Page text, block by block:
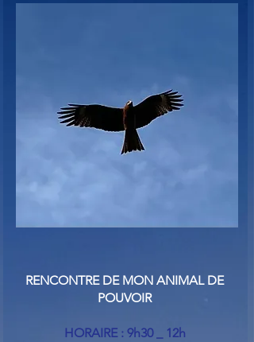
RENCONTRE DE MON ANIMAL DE
POUVOIR
HORAIRE : 9h30 _ 12h